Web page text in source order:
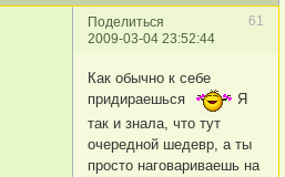
Поделиться
61
2009-03-04 23:52:44
Как обычно к себе
придираешься
Я
так и знала, что тут
очередной шедевр, а ты
просто наговариваешь на